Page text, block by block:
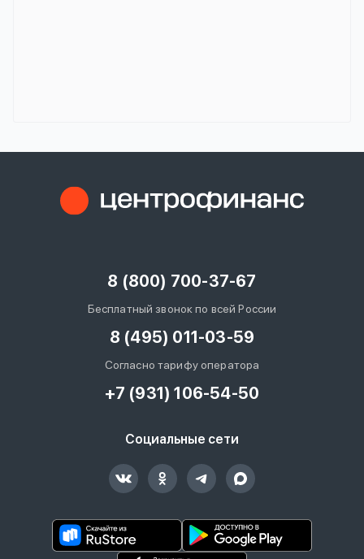
8 (800) 700-37-67
Бесплатный звонок по всей России
8 (495) 011-03-59
Согласно тарифу оператора
+7 (931) 106-54-50
Социальные сети